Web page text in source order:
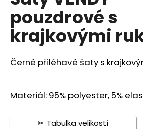
5
hvězdiček.
pouzdrové s
krajkovými
Černé přiléhavé šaty s
Materiál: 95% polyester, 5%
Tabulka velikostí
a
j
í
?